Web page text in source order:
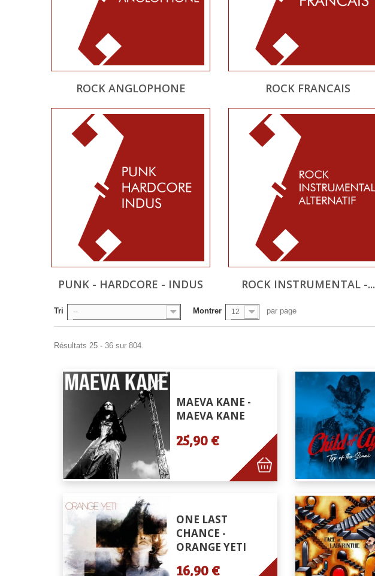
ROCK ANGLOPHONE ROCK FRANCAIS
PUNK - HARDCORE - INDUS ROCK INSTRUMENTAL -...
Tri -- Montrer 12 par page
Résultats 25 - 36 sur 804.
MAEVA KANE -
MAEVA KANE
25,90 €
ONE LAST
CHANCE -
ORANGE YETI
16,90 €